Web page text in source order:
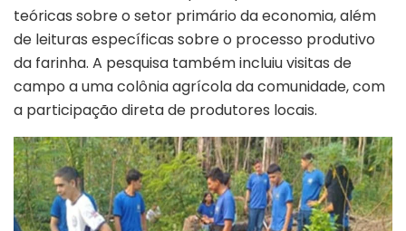
teóricas sobre o setor primário da economia, além
de leituras específicas sobre o processo produtivo
da farinha. A pesquisa também incluiu visitas de
campo a uma colônia agrícola da comunidade, com
a participação direta de produtores locais.